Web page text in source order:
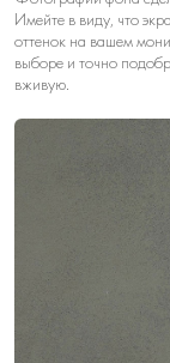
Имейте в виду, что
оттенок на вашем
выборе и точно
вживую.